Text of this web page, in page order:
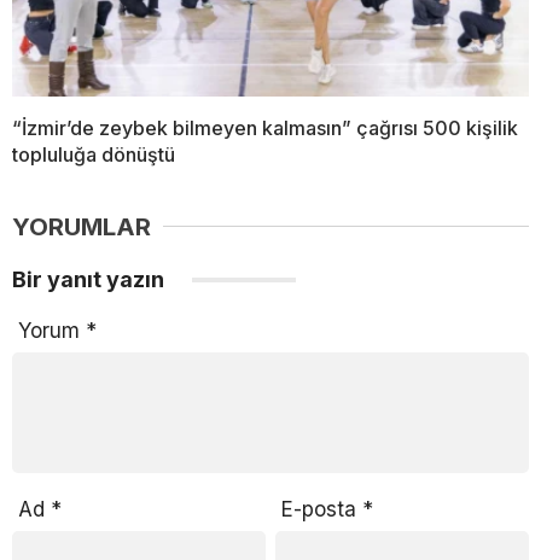
“İzmir’de zeybek bilmeyen kalmasın” çağrısı 500 kişilik
topluluğa dönüştü
YORUMLAR
Bir yanıt yazın
Yorum *
Ad * E-posta *